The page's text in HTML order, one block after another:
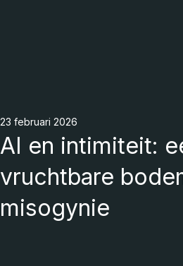
23 februari 2026
AI en intimiteit:
vruchtbare
misogynie